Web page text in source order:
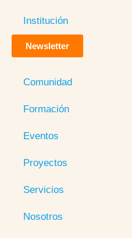
Institución
Newsletter
Comunidad
Formación
Eventos
Proyectos
Servicios
Nosotros